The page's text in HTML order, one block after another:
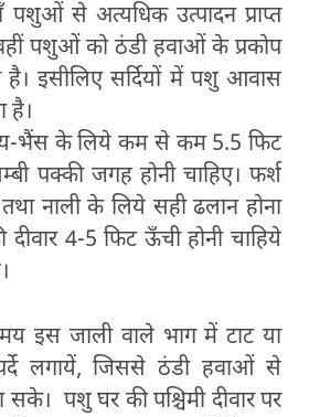
से अत्यधिक उत्पादन प्राप्त
पशुओं को ठंडी हवाओं के प्रकोप
इसीलिए सर्दियों में पशु आवास
है।
भैंस के लिये कम से कम 5.5 फिट
पक्की जगह होनी चाहिए। फर्श
तथा नाली के लिये सही ढलान होना
दीवार 4-5 फिट ऊँची होनी चाहिये
इस जाली वाले भाग में टाट या
लगायें, जिससे ठंडी हवाओं से
पशु घर की पश्चिमी दीवार पर